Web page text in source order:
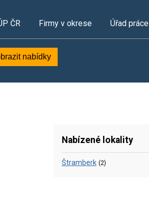
ČR Firmy v okrese Úřad práce
nabídky
Nabízené lokality
Štramberk (2)